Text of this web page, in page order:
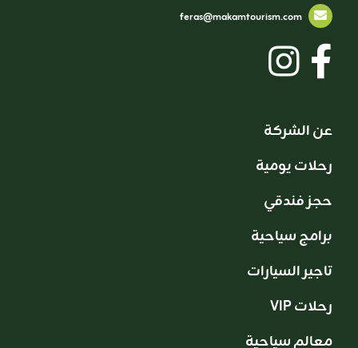
feras@makamtourism.com
عن الشركة
رحلات يومية
حجز فندقي
برامج سياحية
تاجير السيارات
VIP رحلات
معالم سياحية